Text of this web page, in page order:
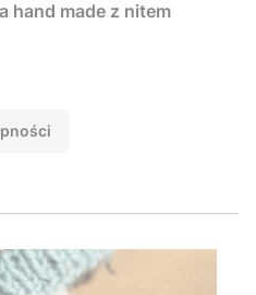
hand made z nitem